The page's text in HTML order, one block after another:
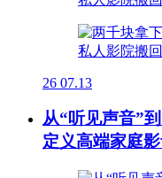
26 07.13
从“听见声音”
定义高端家庭